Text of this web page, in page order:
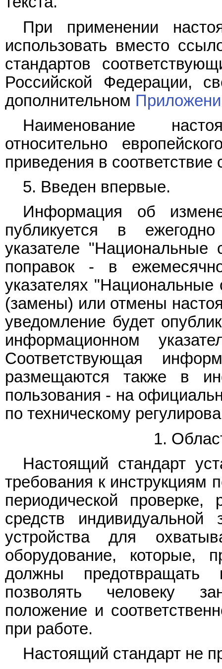
При применении
использовать вместо
стандартов
Российской Федерации,
дополнительном
Наименование
относительно
приведения в
5. Введен впервые.
Информация об
публикуется в
указателе "Национальные
поправок - в
указателях
(замены) или отмены
уведомление будет
информационном
Соответствующая
размещаются также в
пользования - на
по техническому
1.
Настоящий стандарт
требования к инструкциям
периодической проверке,
средств
устройства для
оборудование, которые,
должны
позволять человеку
положение и
при работе.
Настоящий стандарт не